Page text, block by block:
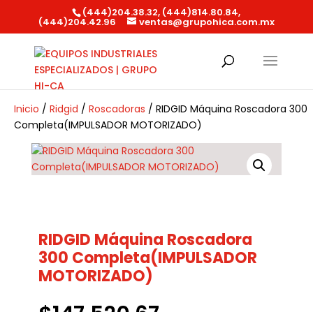
(444)204.38.32, (444)814.80.84,
(444)204.42.96 ventas@grupohica.com.mx
Inicio / Ridgid / Roscadoras / RIDGID Máquina Roscadora 300
Completa(IMPULSADOR MOTORIZADO)
RIDGID Máquina Roscadora
300 Completa(IMPULSADOR
MOTORIZADO)